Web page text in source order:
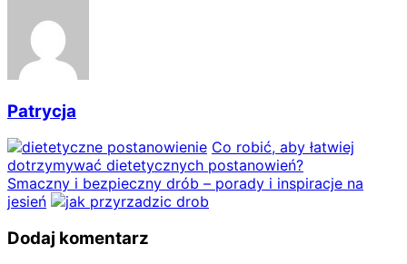
Patrycja
Co robić, aby łatwiej
dotrzymywać dietetycznych postanowień?
Smaczny i bezpieczny drób – porady i inspiracje na
jesień
Dodaj komentarz